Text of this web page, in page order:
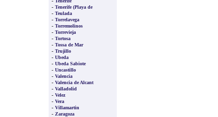
- Tenerife (Playa de
- Teulada
- Torrelavega
- Torremolinos
- Torrevieja
- Tortosa
- Tossa de Mar
- Trujillo
- Ubeda
- Ubeda Sabiote
- Uncastillo
- Valencia
- Valencia de Alcant
- Valladolid
- Velez
- Vera
- Villamartin
- Zaragoza